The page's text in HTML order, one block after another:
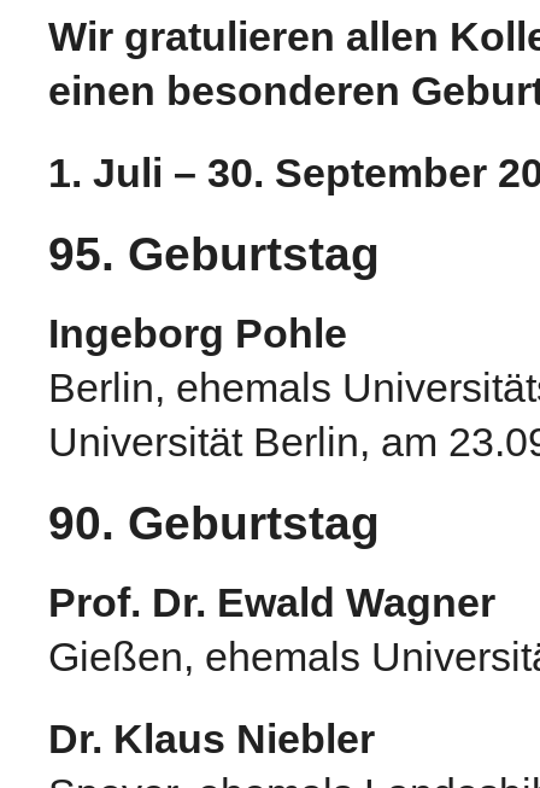
Wir gratulieren allen
einen besonderen
1. Juli – 30. September
95. Geburtstag
Ingeborg Pohle
Berlin, ehemals
Universität Berlin, am
90. Geburtstag
Prof. Dr. Ewald Wagner
Gießen, ehemals
Dr. Klaus Niebler